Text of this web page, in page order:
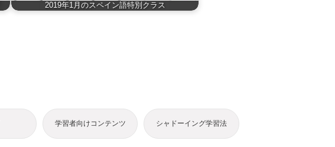
2019年1月のスペイン語特別クラス
学習者向けコンテンツ シャドーイング学習法